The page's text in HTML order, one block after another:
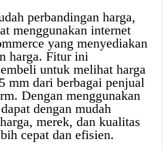
perbandingan harga,
menggunakan internet
yang menyediakan
harga. Fitur ini
untuk melihat harga
mm dari berbagai penjual
Dengan menggunakan
dengan mudah
merek, dan kualitas
cepat dan efisien.